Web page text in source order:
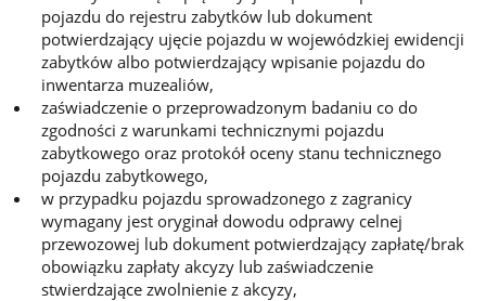
pojazdu do rejestru zabytków lub dokument
potwierdzający ujęcie pojazdu w wojewódzkiej ewidencji
zabytków albo potwierdzający wpisanie pojazdu do
inwentarza muzealiów,
zaświadczenie o przeprowadzonym badaniu co do
zgodności z warunkami technicznymi pojazdu
zabytkowego oraz protokół oceny stanu technicznego
pojazdu zabytkowego,
w przypadku pojazdu sprowadzonego z zagranicy
wymagany jest oryginał dowodu odprawy celnej
przewozowej lub dokument potwierdzający zapłatę/brak
obowiązku zapłaty akcyzy lub zaświadczenie
stwierdzające zwolnienie z akcyzy,